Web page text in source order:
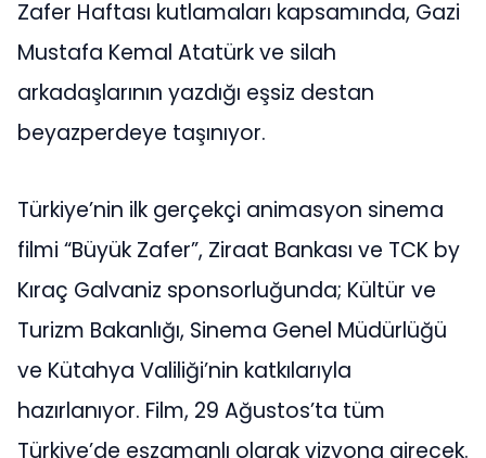
Zafer Haftası kutlamaları kapsamında, Gazi
Mustafa Kemal Atatürk ve silah
arkadaşlarının yazdığı eşsiz destan
beyazperdeye taşınıyor.
Türkiye’nin ilk gerçekçi animasyon sinema
filmi “Büyük Zafer”, Ziraat Bankası ve TCK by
Kıraç Galvaniz sponsorluğunda; Kültür ve
Turizm Bakanlığı, Sinema Genel Müdürlüğü
ve Kütahya Valiliği’nin katkılarıyla
hazırlanıyor. Film, 29 Ağustos’ta tüm
Türkiye’de eşzamanlı olarak vizyona girecek.